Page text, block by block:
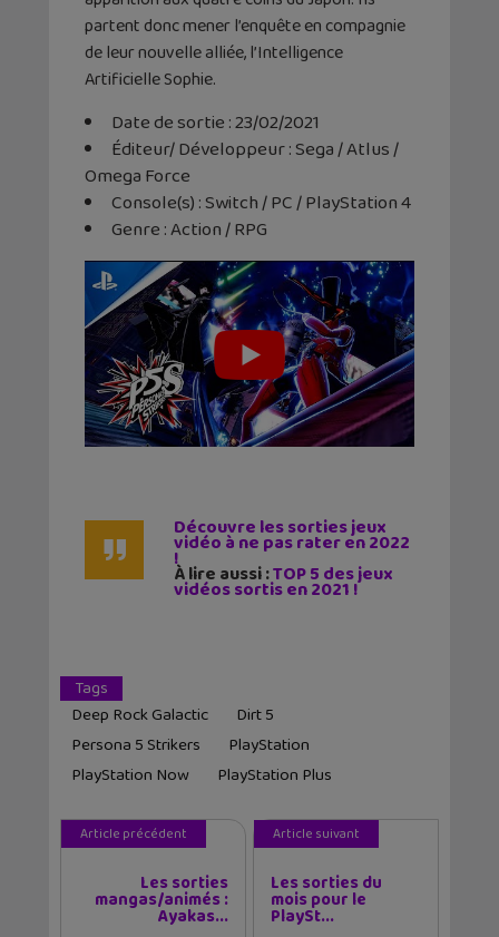
partent donc mener l’enquête en compagnie
de leur nouvelle alliée, l’Intelligence
Artificielle Sophie.
Date de sortie : 23/02/2021
Éditeur/ Développeur : Sega / Atlus /
Omega Force
Console(s) : Switch / PC / PlayStation 4
Genre : Action / RPG
Découvre les sorties jeux
vidéo à ne pas rater en 2022
!
À lire aussi :TOP 5 des jeux
vidéos sortis en 2021 !
Tags
Deep Rock Galactic
Dirt 5
Persona 5 Strikers
PlayStation
PlayStation Now
PlayStation Plus
Article précédent
Les sorties
mangas/animés :
Ayakas...
Article suivant
Les sorties du
mois pour le
PlaySt...